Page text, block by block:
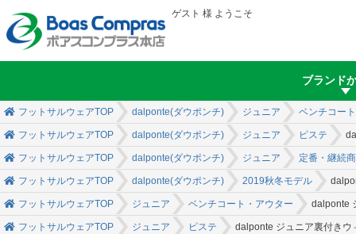
ゲスト 様 ようこそ
ブランド
フットサルウェアTOP dalponte(ダウポンチ) ジュニア ベンチコー
フットサルウェアTOP dalponte(ダウポンチ) ジュニア ピステ
フットサルウェアTOP dalponte(ダウポンチ) ジュニア 定番・継続
フットサルウェアTOP dalponte(ダウポンチ) 2019秋冬モデル
フットサルウェアTOP ジュニア ベンチコート・アウター dalponte
フットサルウェアTOP ジュニア ピステ dalponte ジュニア裏付きウ